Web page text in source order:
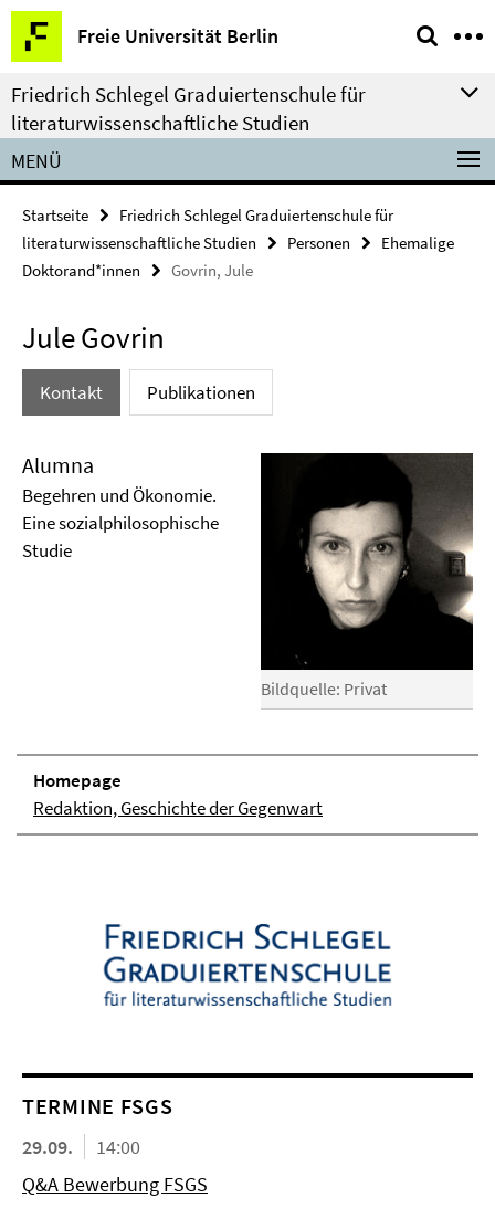
Springe
direkt
zu
Inhalt
Freie Universität Berlin
Service-
Navigation
Friedrich Schlegel Graduiertenschule für
literaturwissenschaftliche Studien
MENÜ
Startseite
Friedrich Schlegel Graduiertenschule für
literaturwissenschaftliche Studien
Personen
Ehemalige
Doktorand*innen
Govrin, Jule
Jule Govrin
Kontakt Publikationen
Bildquelle: Privat
Alumna
Begehren und Ökonomie.
Eine sozialphilosophische
Studie
Homepage
Redaktion, Geschichte der Gegenwart
TERMINE FSGS
29.09.
14:00
Q&A Bewerbung FSGS